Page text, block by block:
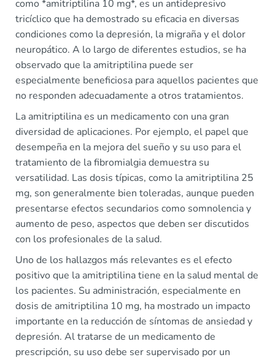
como *amitriptilina 10 mg*, es un antidepresivo
tricíclico que ha demostrado su eficacia en diversas
condiciones como la depresión, la migraña y el dolor
neuropático. A lo largo de diferentes estudios, se ha
observado que la amitriptilina puede ser
especialmente beneficiosa para aquellos pacientes que
no responden adecuadamente a otros tratamientos.
La amitriptilina es un medicamento con una gran
diversidad de aplicaciones. Por ejemplo, el papel que
desempeña en la mejora del sueño y su uso para el
tratamiento de la fibromialgia demuestra su
versatilidad. Las dosis típicas, como la amitriptilina 25
mg, son generalmente bien toleradas, aunque pueden
presentarse efectos secundarios como somnolencia y
aumento de peso, aspectos que deben ser discutidos
con los profesionales de la salud.
Uno de los hallazgos más relevantes es el efecto
positivo que la amitriptilina tiene en la salud mental de
los pacientes. Su administración, especialmente en
dosis de amitriptilina 10 mg, ha mostrado un impacto
importante en la reducción de síntomas de ansiedad y
depresión. Al tratarse de un medicamento de
prescripción, su uso debe ser supervisado por un